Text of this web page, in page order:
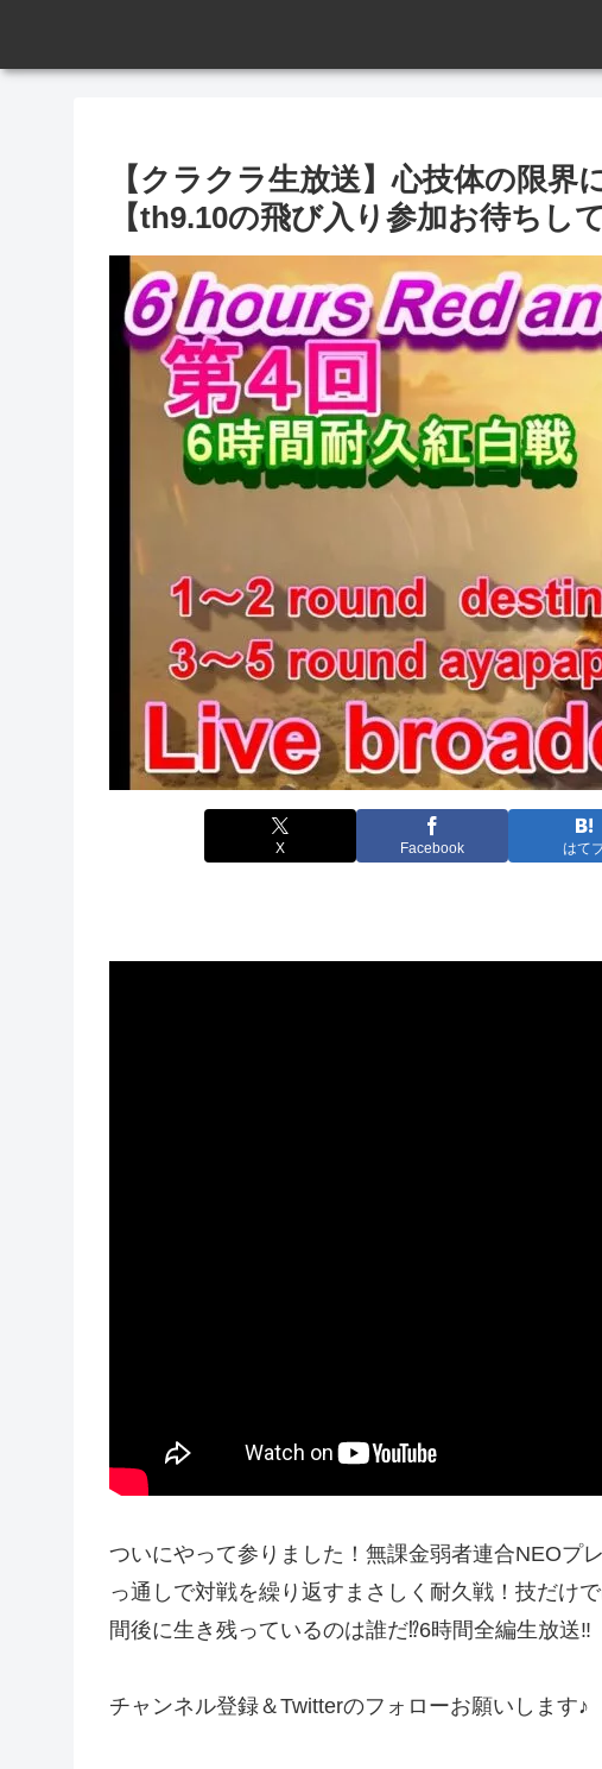
【クラクラ生放送】心技体の限界
【th9.10の飛び入り参加お待ちし
X Facebook はて
ついにやって参りました！無課金弱者連合NEO
っ通しで対戦を繰り返すまさしく耐久戦！技だけ
間後に生き残っているのは誰だ⁉6時間全編生放送‼
チャンネル登録＆Twitterのフォローお願いします♪